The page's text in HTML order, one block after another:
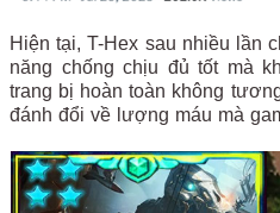
Hiện tại, T-Hex sau nhiều lần
năng chống chịu đủ tốt mà
trang bị hoàn toàn không
đánh đổi về lượng máu mà